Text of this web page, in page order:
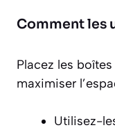
Comment les
Placez les
maximiser
Utilisez-